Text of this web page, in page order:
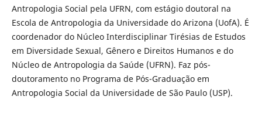
Antropologia Social pela UFRN, com estágio doutoral na
Escola de Antropologia da Universidade do Arizona (UofA). É
coordenador do Núcleo Interdisciplinar Tirésias de Estudos
em Diversidade Sexual, Gênero e Direitos Humanos e do
Núcleo de Antropologia da Saúde (UFRN). Faz pós-
doutoramento no Programa de Pós-Graduação em
Antropologia Social da Universidade de São Paulo (USP).